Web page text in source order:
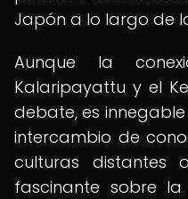
Japón a lo largo de
Aunque la
Kalaripayattu y el
debate, es
intercambio de
culturas distantes
fascinante sobre